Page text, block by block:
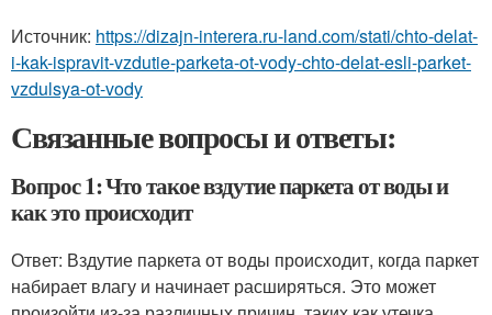
Источник: https://dizajn-interera.ru-land.com/stati/chto-delat-
i-kak-ispravit-vzdutie-parketa-ot-vody-chto-delat-esli-parket-
vzdulsya-ot-vody
Связанные вопросы и ответы:
Вопрос 1: Что такое вздутие паркета от воды и
как это происходит
Ответ: Вздутие паркета от воды происходит, когда паркет
набирает влагу и начинает расширяться. Это может